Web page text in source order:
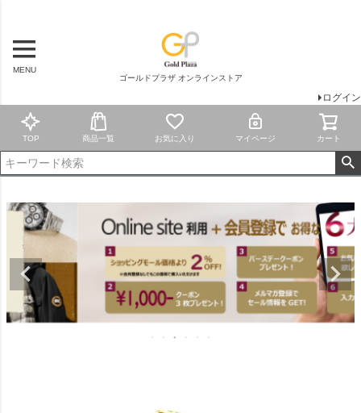
MENU
ゴールドプラザ オンラインストア
ログイン
TOP 商品一覧 お気に入り マイページ カート